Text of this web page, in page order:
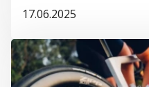
17.06.2025